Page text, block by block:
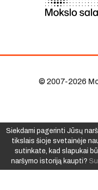
© 2007-2026
Siekdami pagerinti Jūsų
tikslais šioje svetainėje
sutinkate, kad slapukai
naršymo istoriją kaupti?